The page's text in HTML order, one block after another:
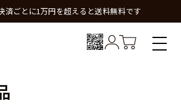
済ごとに1万円を超えると送料無料です